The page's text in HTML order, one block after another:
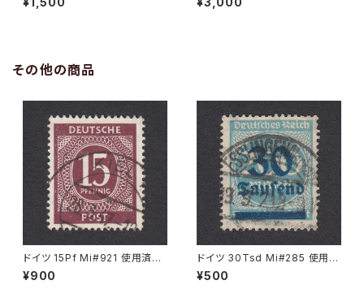
その他の商品
ドイツ 15Pf Mi#921 使用済み
切手｜KIEL 28.3.1947
¥900
ドイツ 30Tsd Mi#285 使用済
み切手｜ESSLINGEN (Necka
r) 19.9.1923
¥500